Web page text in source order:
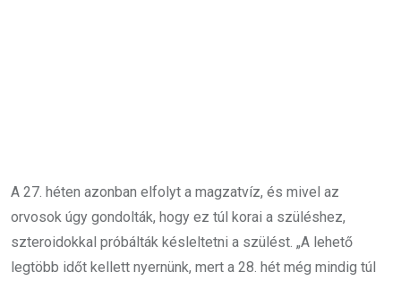
A 27. héten azonban elfolyt a magzatvíz, és mivel az
orvosok úgy gondolták, hogy ez túl korai a szüléshez,
szteroidokkal próbálták késleltetni a szülést. „A lehető
legtöbb időt kellett nyernünk, mert a 28. hét még mindig túl